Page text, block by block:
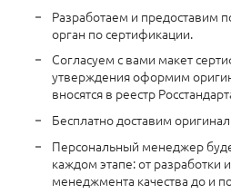
Разработаем и предоставим
орган по сертификации.
Согласуем с вами макет
утверждения оформим
вносятся в реестр
Бесплатно доставим
Персональный менеджер
каждом этапе: от разработки
менеджмента качества до и